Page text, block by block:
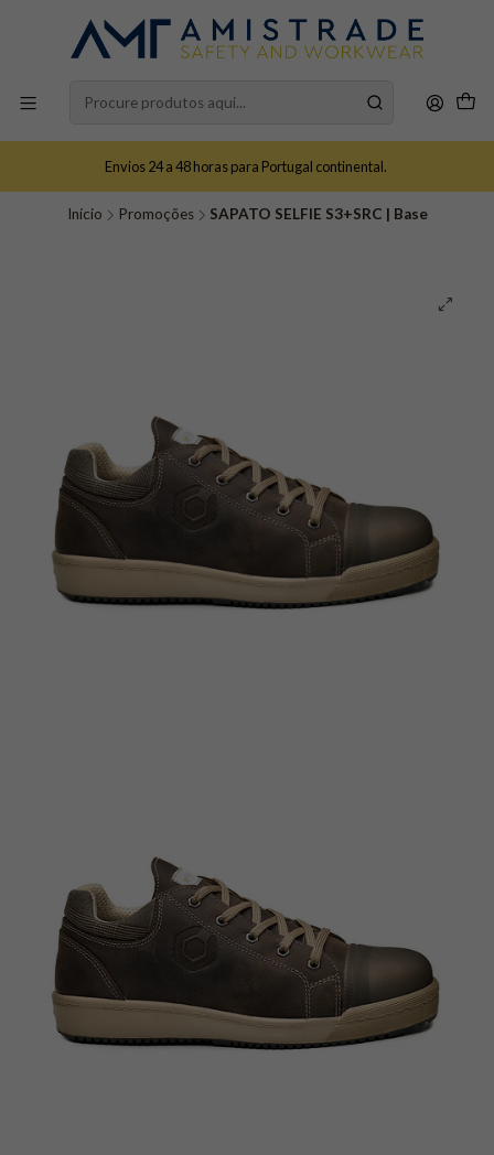
Envios 24 a 48 horas para Portugal continental.
Início Promoções SAPATO SELFIE S3+SRC | Base